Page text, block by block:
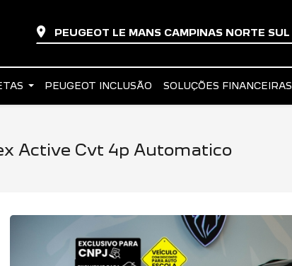
PEUGEOT LE MANS CAMPINAS NORTE SUL
PEUGEOT INCLUSÃO SOLUÇÕES
Active Cvt 4p Automatico